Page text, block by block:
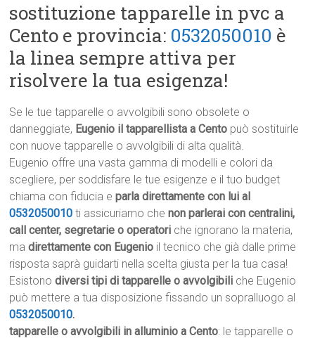
sostituzione tapparelle in pvc a
Cento e provincia: 0532050010 è
la linea sempre attiva per
risolvere la tua esigenza!
Se le tue tapparelle o avvolgibili sono obsolete o
danneggiate, Eugenio il tapparellista a Cento può sostituirle
con nuove tapparelle o avvolgibili di alta qualità.
Eugenio offre una vasta gamma di modelli e colori da
scegliere, per soddisfare le tue esigenze e il tuo budget
chiama con fiducia eparla direttamente con lui al
0532050010 ti assicuriamo chenon parlerai con centralini,
call center, segretarie o operatori che ignorano la materia,
madirettamente con Eugenio il tecnico che già dalle prime
risposta saprà guidarti nella scelta giusta per la tua casa!
Esistonodiversi tipi di tapparelle o avvolgibili che Eugenio
può mettere a tua disposizione fissando un sopralluogo al
0532050010.
tapparelle o avvolgibili in alluminio a Cento: le tapparelle o